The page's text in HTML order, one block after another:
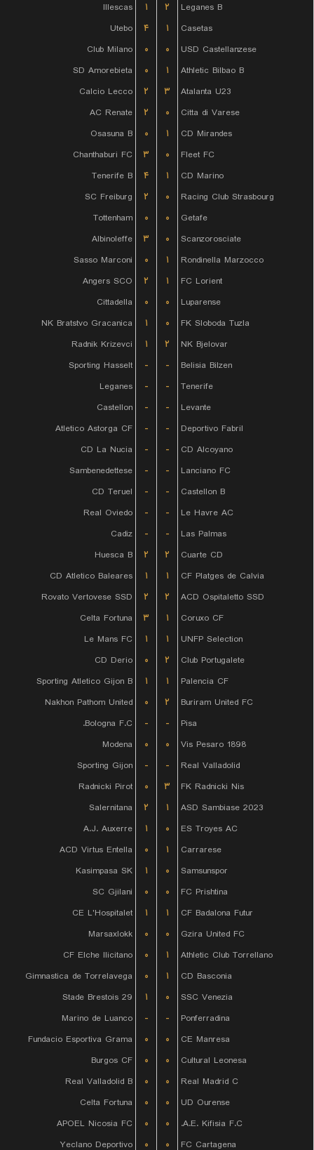
Illescas
۱ ۲
Leganes B
Utebo
۴ ۱
Casetas
Club Milano
۰ ۰
USD Castellanzese
SD Amorebieta
۰ ۱
Athletic Bilbao B
Calcio Lecco
۲ ۳
Atalanta U23
AC Renate
۲ ۰
Citta di Varese
Osasuna B
۰ ۱
CD Mirandes
Chanthaburi FC
۳ ۰
Fleet FC
Tenerife B
۴ ۱
CD Marino
SC Freiburg
۲ ۰
Racing Club Strasbourg
Tottenham
۰ ۰
Getafe
Albinoleffe
۳ ۰
Scanzorosciate
Sasso Marconi
۰ ۱
Rondinella Marzocco
Angers SCO
۲ ۱
FC Lorient
Cittadella
۰ ۰
Luparense
NK Bratstvo Gracanica
۱ ۰
FK Sloboda Tuzla
Radnik Krizevci
۱ ۲
NK Bjelovar
Sporting Hasselt
- -
Belisia Bilzen
Leganes
- -
Tenerife
Castellon
- -
Levante
Atletico Astorga CF
- -
Deportivo Fabril
CD La Nucia
- -
CD Alcoyano
Sambenedettese
- -
Lanciano FC
CD Teruel
- -
Castellon B
Real Oviedo
- -
Le Havre AC
Cadiz
- -
Las Palmas
Huesca B
۲ ۲
Cuarte CD
CD Atletico Baleares
۱ ۱
CF Platges de Calvia
Rovato Vertovese SSD
۲ ۲
ACD Ospitaletto SSD
Celta Fortuna
۳ ۱
Coruxo CF
Le Mans FC
۱ ۱
UNFP Selection
CD Derio
۰ ۲
Club Portugalete
Sporting Atletico Gijon B
۱ ۱
Palencia CF
Nakhon Pathom United
۰ ۲
Buriram United FC
Bologna F.C.
- -
Pisa
Modena
۰ ۰
Vis Pesaro 1898
Sporting Gijon
- -
Real Valladolid
Radnicki Pirot
۰ ۳
FK Radnicki Nis
Salernitana
۲ ۱
ASD Sambiase 2023
A.J. Auxerre
۱ ۰
ES Troyes AC
ACD Virtus Entella
۰ ۱
Carrarese
Kasimpasa SK
۱ ۰
Samsunspor
SC Gjilani
۰ ۰
FC Prishtina
CE L'Hospitalet
۱ ۱
CF Badalona Futur
Marsaxlokk
۰ ۰
Gzira United FC
CF Elche Ilicitano
۰ ۱
Athletic Club Torrellano
Gimnastica de Torrelavega
۰ ۱
CD Basconia
Stade Brestois 29
۱ ۰
SSC Venezia
Marino de Luanco
- -
Ponferradina
Fundacio Esportiva Grama
۰ ۰
CE Manresa
Burgos CF
۰ ۰
Cultural Leonesa
Real Valladolid B
۰ ۰
Real Madrid C
Celta Fortuna
۰ ۰
UD Ourense
APOEL Nicosia FC
۰ ۰
A.E. Kifisia F.C.
Yeclano Deportivo
۰ ۰ FC Cartagena